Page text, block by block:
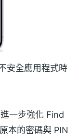
安全應用程式時
一步強化 Find
本的密碼與 PIN